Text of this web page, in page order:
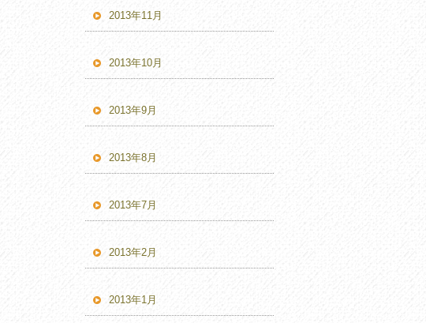
2013年11月
2013年10月
2013年9月
2013年8月
2013年7月
2013年2月
2013年1月